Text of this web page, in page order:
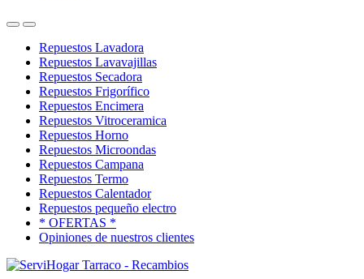
OpenClose
Repuestos Lavadora
Repuestos Lavavajillas
Repuestos Secadora
Repuestos Frigorífico
Repuestos Encimera
Repuestos Vitroceramica
Repuestos Horno
Repuestos Microondas
Repuestos Campana
Repuestos Termo
Repuestos Calentador
Repuestos pequeño electro
* OFERTAS *
Opiniones de nuestros clientes